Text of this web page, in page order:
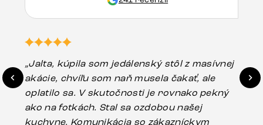
„Jalta, kúpila som jedálenský stôl z masívnej
akácie, chvíľu som naň musela čakať, ale
oplatilo sa. V skutočnosti je rovnako pekný
ako na fotkách. Stal sa ozdobou našej
kuchyne. Komunikácia so zákazníckym